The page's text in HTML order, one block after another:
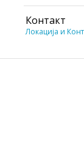
Контакт
Локација и